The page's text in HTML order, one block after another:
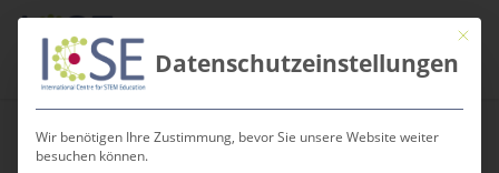
Skip
content
search
Mit
Datenschutzeinstellungen
Wir benötigen Ihre Zustimmung, bevor Sie unsere Website weiter
besuchen können.